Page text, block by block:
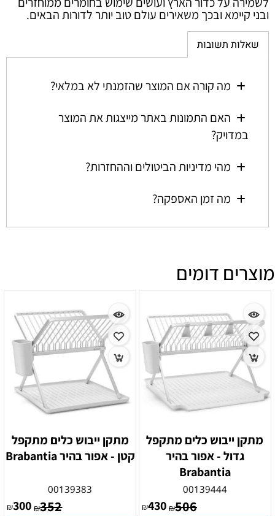
ובני קיימא ובכך משאירים עולם טוב יותר לדורות הבאים.
שאלות תשובות
מה קורה אם המוצר שהזמנתי לא במלאי?
האם התמונות באתר מייצגות את המוצר
במדויק?
מהי מדיניות הביטולים וההחזרות?
מה זמן האספקה?
מוצרים דומים
מתקן ייבוש כלים מתקפל
גדול - אפור בהיר
Brabantia
00139444
₪506
₪430
מתקן ייבוש כלים מתקפל
קטן - אפור בהיר Brabantia
00139383
₪352
₪300